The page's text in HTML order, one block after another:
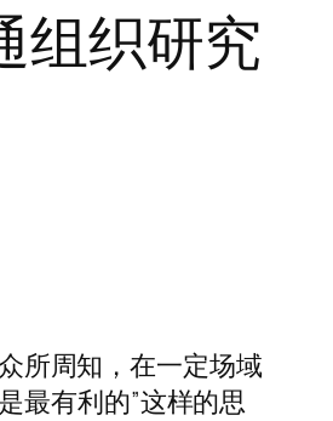
组织研究
所周知，在一定场域
最有利的”这样的思